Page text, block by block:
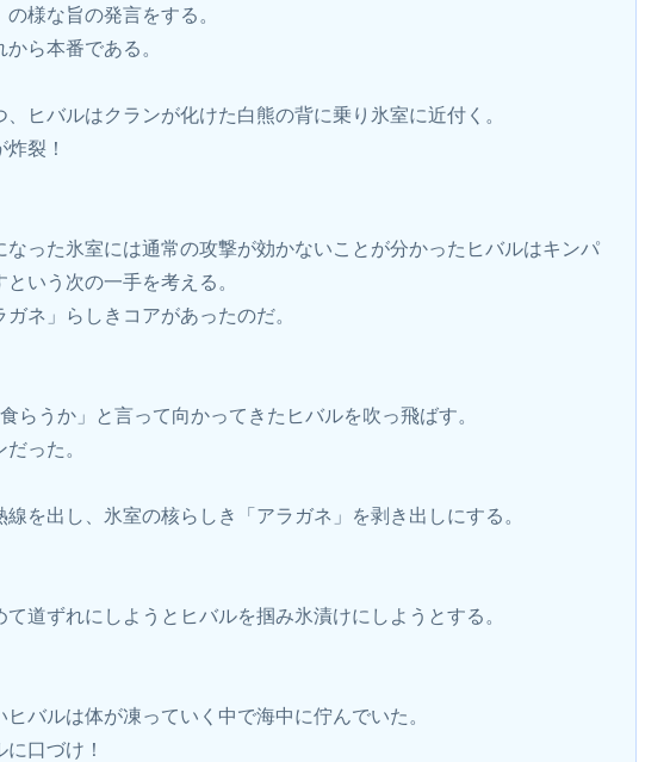
様な旨の発言をする。
ら本番である。
ヒバルはクランが化けた白熊の背に乗り氷室に近付く。
裂！
なった氷室には通常の攻撃が効かないことが分かったヒバルはキンパ
いう次の一手を考える。
ネ」らしきコアがあったのだ。
らうか」と言って向かってきたヒバルを吹っ飛ばす。
った。
を出し、氷室の核らしき「アラガネ」を剥き出しにする。
道ずれにしようとヒバルを掴み氷漬けにしようとする。
バルは体が凍っていく中で海中に佇んでいた。
口づけ！